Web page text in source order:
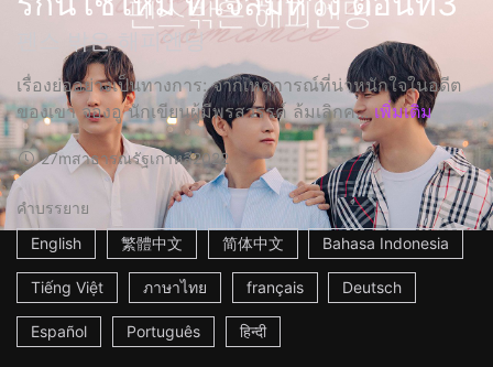
펜스 밖은 해피엔딩
เรื่องย่ออย่างเป็นทางการ: จากเหตุการณ์ที่น่าหนักใจในอดีต
ของเขา จองอู นักเขียนผู้มีพรสวรรค์ ล้มเลิกค... เพิ่มเติม
27mสาธารณรัฐเกาหลี2022
คำบรรยาย
English
繁體中文 简体中文 Bahasa Indonesia
Tiếng Việt ภาษาไทย français Deutsch
Español Português हिन्दी